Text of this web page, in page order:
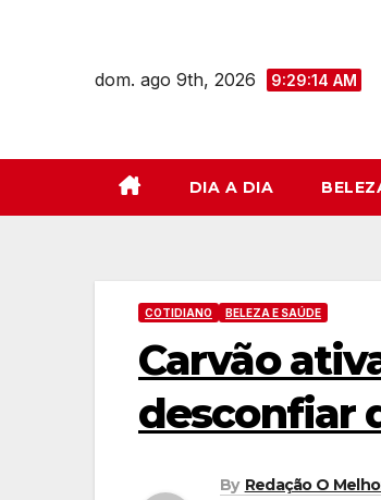
dom. ago 9th, 2026 9:29:15 AM
DIA A DIA
COTIDIANO BELEZA E SAÚDE
Carvão
desconfiar
By Redação O